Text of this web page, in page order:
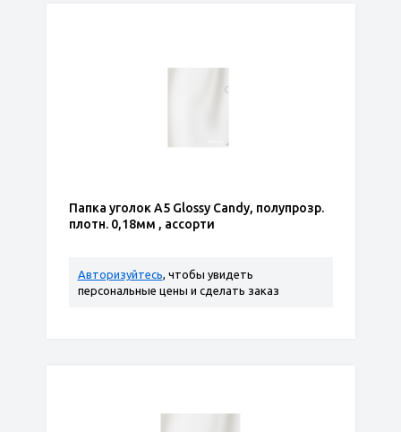
Папка уголок А5 Glossy Candy, полупрозр.
плотн. 0,18мм , ассорти
Авторизуйтесь, чтобы увидеть
персональные цены и сделать заказ